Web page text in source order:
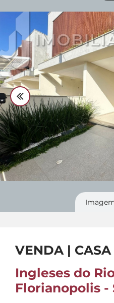
Contato
Fale Conosco 48 3364-
Plantão 48 99842-0500
Divulgue seu imóvel
VENDA |
Ingleses do
Florianopolis -